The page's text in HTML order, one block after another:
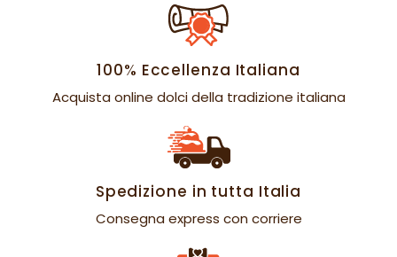
100% Eccellenza Italiana
Acquista online dolci della tradizione italiana
Spedizione in tutta Italia
Consegna express con corriere